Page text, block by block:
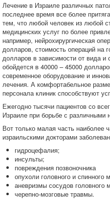
Лечение в Израиле различных
последнее время все более
тем, что любой человек из любой
медицинских услуг по более
например, нейрохирургическая
долларов, стоимость операций на
долларов в зависимости от вида
обойдется в 40000 – 45000
современное оборудование и
лечения. А комфортабельное
персонала клиник способствуют
Ежегодно тысячи пациентов со
Израиле при борьбе с различными
Вот только малая часть наиболее
израильскими докторами
гидроцефалия;
инсульты;
повреждения позвоночника
опухоли головного и спинного
аневризмы сосудов головного
черепно-мозговые травмы.